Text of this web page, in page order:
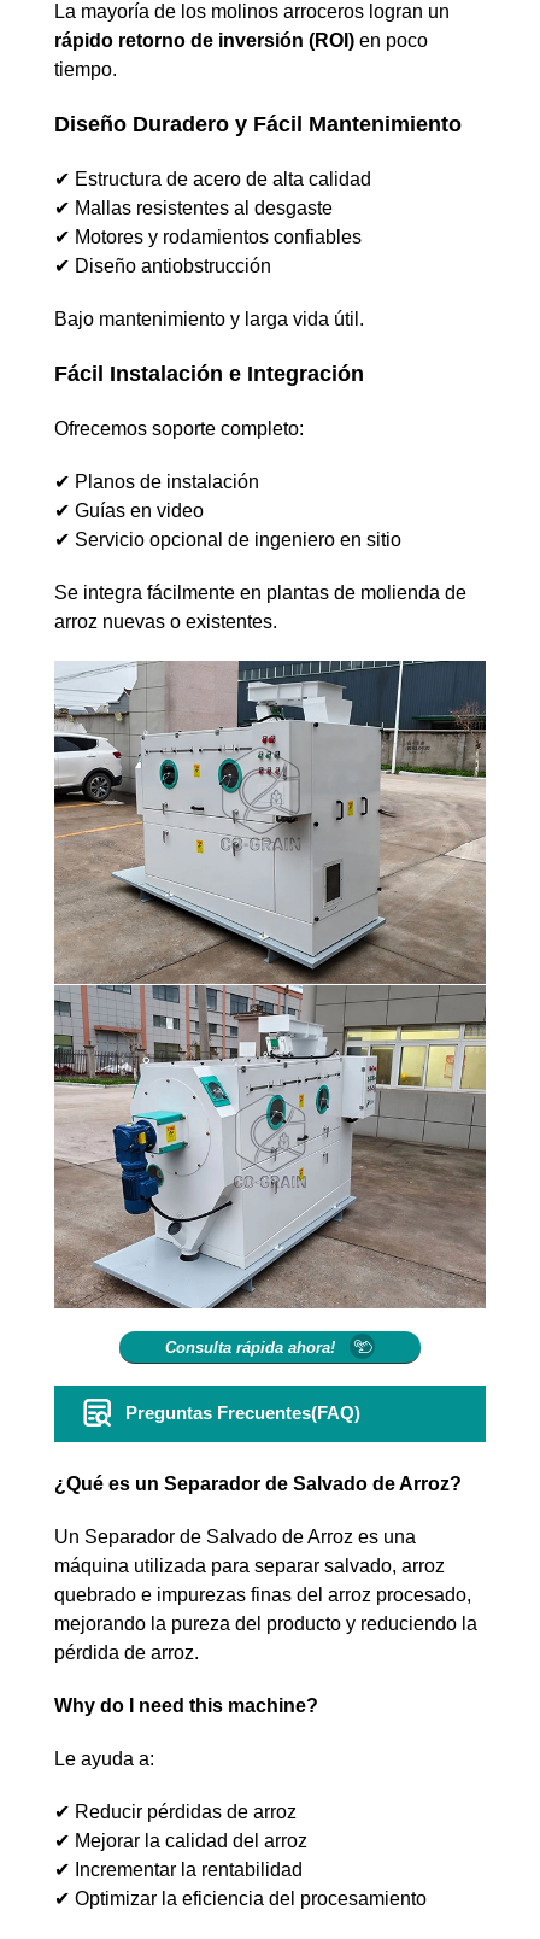
La mayoría de los molinos arroceros logran un
rápido retorno de inversión (ROI)en poco
tiempo.
Diseño Duradero y Fácil Mantenimiento
✔ Estructura de acero de alta calidad
✔ Mallas resistentes al desgaste
✔ Motores y rodamientos confiables
✔ Diseño antiobstrucción
Bajo mantenimiento y larga vida útil.
Fácil Instalación e Integración
Ofrecemos soporte completo:
✔ Planos de instalación
✔ Guías en video
✔ Servicio opcional de ingeniero en sitio
Se integra fácilmente en plantas de molienda de
arroz nuevas o existentes.
Consulta rápida ahora!
Preguntas Frecuentes(FAQ)
¿Qué es un Separador de Salvado de Arroz?
Un Separador de Salvado de Arroz es una
máquina utilizada para separar salvado, arroz
quebrado e impurezas finas del arroz procesado,
mejorando la pureza del producto y reduciendo la
pérdida de arroz.
Why do I need this machine?
Le ayuda a:
✔ Reducir pérdidas de arroz
✔ Mejorar la calidad del arroz
✔ Incrementar la rentabilidad
✔ Optimizar la eficiencia del procesamiento